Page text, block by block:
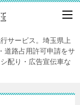
サービス。埼玉県上
道路占用許可申請をサ
配り・広告宣伝車な